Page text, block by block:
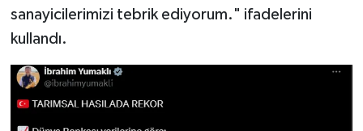
sanayicilerimizi tebrik ediyorum." ifadelerini
kullandı.